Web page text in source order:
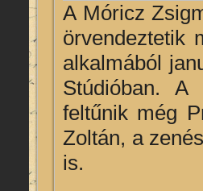
A Móricz
örvendeztetik
alkalmából
Stúdióban. A
feltűnik még
Zoltán, a
is.